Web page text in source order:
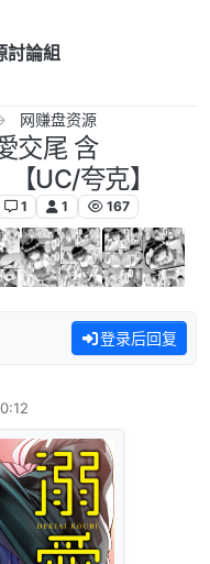
討論組
网赚盘资源
交尾 含
UC/夸克】
1 1 167
登录后回复